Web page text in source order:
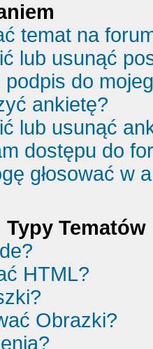
temat na
lub usunąć
do
ankietę?
lub usunąć
dostępu do
głosować w
Tematów
HTML?
Obrazki?